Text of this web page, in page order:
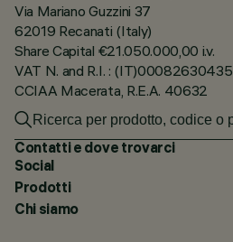
Via Mariano Guzzini 37
62019 Recanati (Italy)
Share Capital €21.050.000,00 i.v.
VAT N. and R.I. : (IT)00082630435
CCIAA Macerata, R.E.A. 40632
Contatti e dove trovarci
Social
Prodotti
Chi siamo